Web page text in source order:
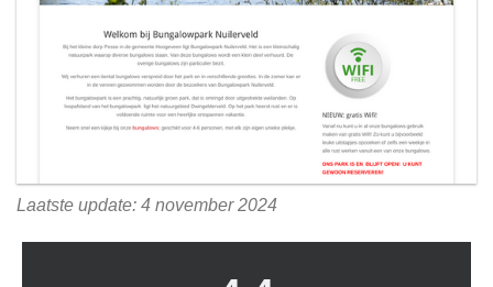
Laatste update: 4 november 2024